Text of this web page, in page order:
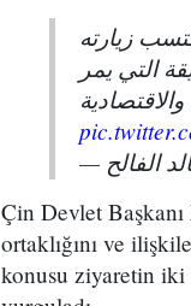
زيارته
التي يمر
Çin Devlet
ortaklığını ve
konusu ziyaretin iki